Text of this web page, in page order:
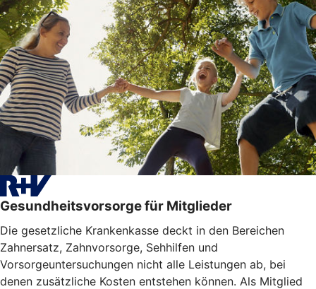
Gesundheitsvorsorge für Mitglieder
Die gesetzliche Krankenkasse deckt in den Bereichen
Zahnersatz, Zahnvorsorge, Sehhilfen und
Vorsorgeuntersuchungen nicht alle Leistungen ab, bei
denen zusätzliche Kosten entstehen können. Als Mitglied